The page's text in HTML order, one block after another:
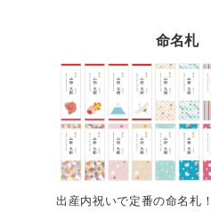
命名札
出産内祝いで定番の命名札